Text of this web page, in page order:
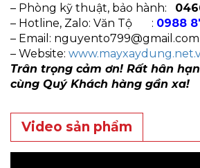
– Phòng kỹ thuật, bảo hành:
– Hotline, Zalo: Văn Tộ : 0988
– Email: nguyento799@gmail.com
– Website:
Trân trọng cảm ơn! Rất hân
cùng Quý Khách hàng gần xa!
Video sản phẩm